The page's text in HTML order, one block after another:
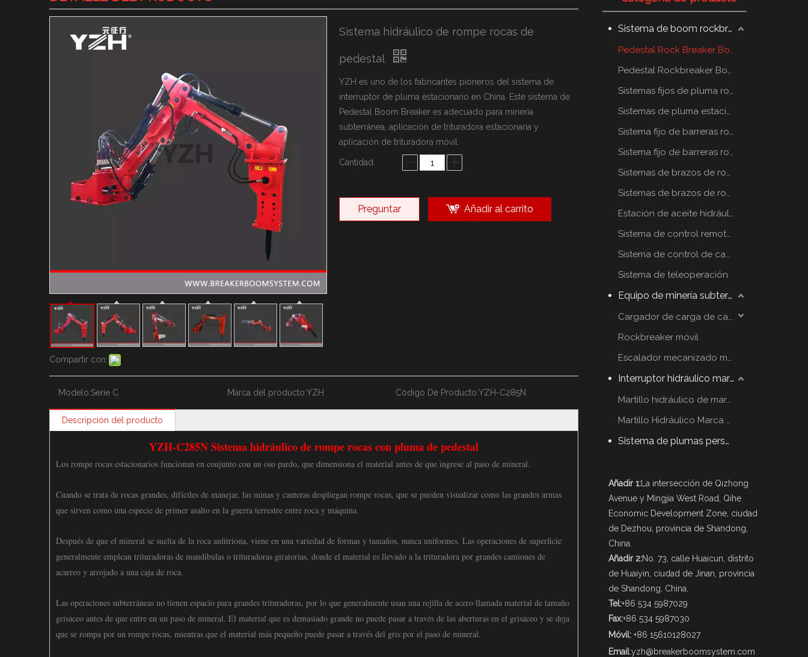
Martillo hidráulico de marca YZH
Compartir con:
Sistema hidráulico de rompe rocas de
pedestal
YZH es uno de los fabricantes pioneros del sistema de
interruptor de pluma estacionario en China. Este sistema de
Pedestal Boom Breaker es adecuado para minería
subterránea, aplicación de trituradora estacionaria y
aplicación de trituradora móvil.
Cantidad:
Preguntar Añadir al carrito
Modelo:Serie C Marca del producto:YZH Código De Producto:YZH-C285N
Descripción del producto
YZH-C285N Sistema hidráulico de rompe rocas con pluma de pedestal
Los rompe rocas estacionarios funcionan en conjunto con un oso pardo, que dimensiona el material antes de que ingrese al paso de mineral.
Cuando se trata de rocas grandes, difíciles de manejar, las minas y canteras despliegan rompe rocas, que se pueden visualizar como las grandes armas
que sirven como una especie de primer asalto en la guerra terrestre entre roca y máquina.
Después de que el mineral se suelta de la roca anfitriona, viene en una variedad de formas y tamaños, nunca uniformes. Las operaciones de superficie
generalmente emplean trituradoras de mandíbulas o trituradoras giratorias, donde el material es llevado a la trituradora por grandes camiones de
acarreo y arrojado a una caja de roca.
Las operaciones subterráneas no tienen espacio para grandes trituradoras, por lo que generalmente usan una rejilla de acero llamada material de tamaño
grisáceo antes de que entre en un paso de mineral. El material que es demasiado grande no puede pasar a través de las aberturas en el grisáceo y se deja
que se rompa por un rompe rocas, mientras que el material más pequeño puede pasar a través del gris por el paso de mineral.
Sistema de boom rockbreaker
Pedestal Rock Breaker Boom System
Pedestal Rockbreaker Boom System
Sistemas fijos de pluma rompe rocas
Sistemas de pluma estacionaria rompe rocas
Sistema fijo de barreras rompe rocas
Sistema fijo de barreras rompe rocas
Sistemas de brazos de rompe rocas estáticos
Sistemas de brazos de rompe rocas estáticos
Estación de aceite hidráulico
Sistema de control remoto por radio
Sistema de control de cabina
Sistema de teleoperación
Equipo de minería subterráneo
Cargador de carga de carga
Rockbreaker móvil
Escalador mecanizado móvil
Interruptor hidráulico martillo
Martillo hidráulico de marca YZH
Martillo Hidráulico Marca Rammer
Sistema de plumas personalizadas
Añadir 1: La intersección de Qizhong
Avenue y Mingjia West Road, Qihe
Economic Development Zone, ciudad
de Dezhou, provincia de Shandong,
China.
Añadir 2:No. 73, calle Huaicun, distrito
de Huaiyin, ciudad de Jinan, provincia
de Shandong, China.
Tel:+86 534 5987029
Fax:+86 534 5987030
Móvil: +86 15610128027
Email:yzh@breakerboomsystem.com